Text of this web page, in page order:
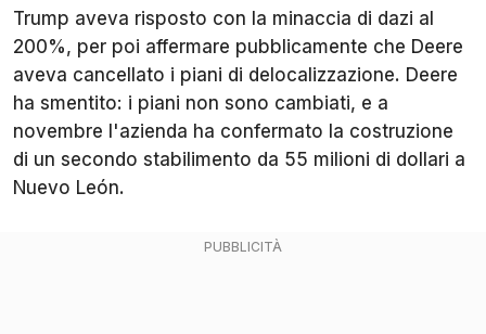
Trump aveva risposto con la minaccia di dazi al
200%, per poi affermare pubblicamente che Deere
aveva cancellato i piani di delocalizzazione. Deere
ha smentito: i piani non sono cambiati, e a
novembre l'azienda ha confermato la costruzione
di un secondo stabilimento da 55 milioni di dollari a
Nuevo León.